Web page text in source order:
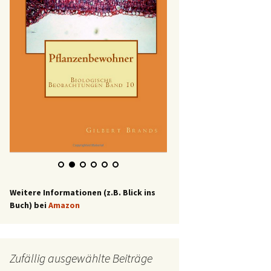
Weitere Informationen (z.B. Blick ins
Buch) bei Amazon
Zufällig ausgewählte Beiträge